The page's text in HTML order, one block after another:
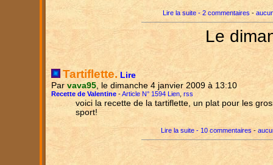
Lire la suite - 2 commentaires -
Le
Tartiflette. Lire
Par vava95, le dimanche 4 janvier 2009 à 13:10
Recette de Valentine -Article N° 1594 Lien, rss
voici la recette de la tartiflette, un plat pour les
sport!
Lire la suite - 10 commentaires -